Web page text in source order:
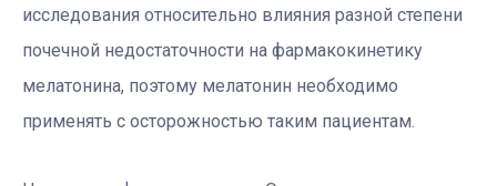
исследования относительно влияния разной степени
почечной недостаточности на фармакокинетику
мелатонина, поэтому мелатонин необходимо
применять с осторожностью таким пациентам.